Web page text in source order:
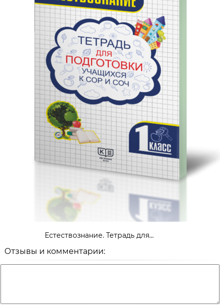
Естествознание. Тетрадь для...
Отзывы и комментарии: